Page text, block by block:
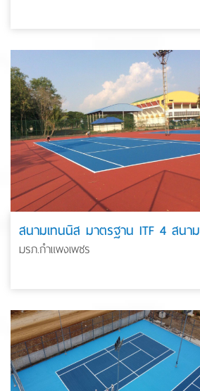
สนามเทนนิส มาตรฐาน ITF 4 สนาม
มรภ.กำแพงเพชร